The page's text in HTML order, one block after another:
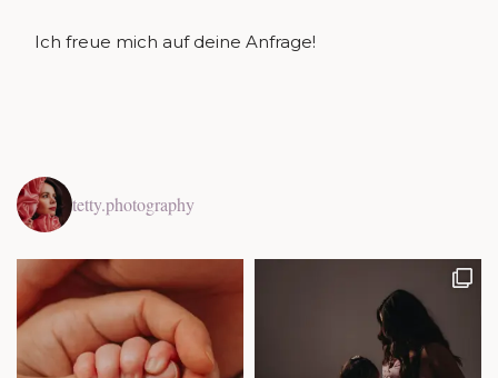
Ich freue mich auf deine Anfrage!
tetty.photography